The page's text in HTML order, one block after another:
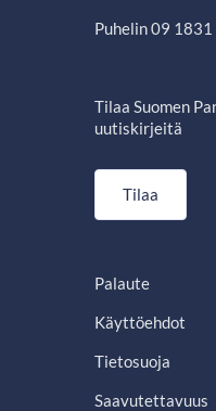
Puhelin 09 1831
Tilaa Suomen
uutiskirjeitä
Tilaa
Palaute
Käyttöehdot
Tietosuoja
Saavutettavuus